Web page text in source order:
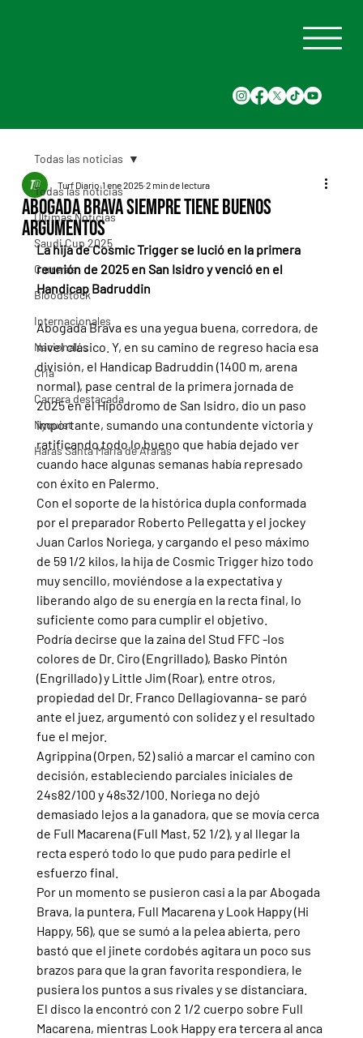
Todas las noticias
Últimas Noticias
Saudi Cup 2025
Carreras
Bloodstock
Internacionales
Nacionales
Cria
Carrera destacada
Nyquist
Haras Santa Maria de Araras
Todas las noticias
Abogada Brava siempre tiene buenos
argumentos
Turf Diario 1 ene 2025 2 min de lectura
La hija de Cosmic Trigger se lució en la primera
reunión de 2025 en San Isidro y venció en el
Handicap Badruddin
Abogada Brava es una yegua buena, corredora, de
nivel clásico. Y, en su camino de regreso hacia esa
división, el Handicap Badruddin (1400 m, arena
normal), pase central de la primera jornada de
2025 en el Hipódromo de San Isidro, dio un paso
importante, sumando una contundente victoria y
ratificando todo lo bueno que había dejado ver
cuando hace algunas semanas había represado
con éxito en Palermo.
Con el soporte de la histórica dupla conformada
por el preparador Roberto Pellegatta y el jockey
Juan Carlos Noriega, y cargando el peso máximo
de 59 1/2 kilos, la hija de Cosmic Trigger hizo todo
muy sencillo, moviéndose a la expectativa y
liberando algo de su energía en la recta final, lo
suficiente como para cumplir el objetivo.
Podría decirse que la zaina del Stud FFC -los
colores de Dr. Ciro (Engrillado), Basko Pintón
(Engrillado) y Little Jim (Roar), entre otros,
propiedad del Dr. Franco Dellagiovanna- se paró
ante el juez, argumentó con solidez y el resultado
fue el mejor.
Agrippina (Orpen, 52) salió a marcar el camino con
decisión, estableciendo parciales iniciales de
24s82/100 y 48s32/100. Noriega no dejó
demasiado lejos a la ganadora, que se movía cerca
de Full Macarena (Full Mast, 52 1/2), y al llegar la
recta esperó todo lo que pudo para pedirle el
esfuerzo final.
Por un momento se pusieron casi a la par Abogada
Brava, la puntera, Full Macarena y Look Happy (Hi
Happy, 56), que se sumó a la pelea abierta, pero
bastó que el jinete cordobés agitara un poco sus
brazos para que la gran favorita respondiera, le
pusiera los puntos a sus rivales y se distanciara.
El disco la encontró con 2 1/2 cuerpo sobre Full
Macarena, mientras Look Happy era tercera al anca